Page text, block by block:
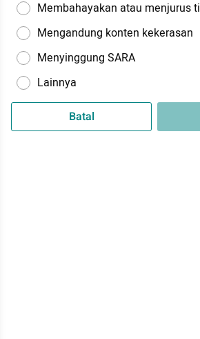
Membahayakan atau menjurus
Mengandung konten kekerasan
Menyinggung SARA
Lainnya
Batal